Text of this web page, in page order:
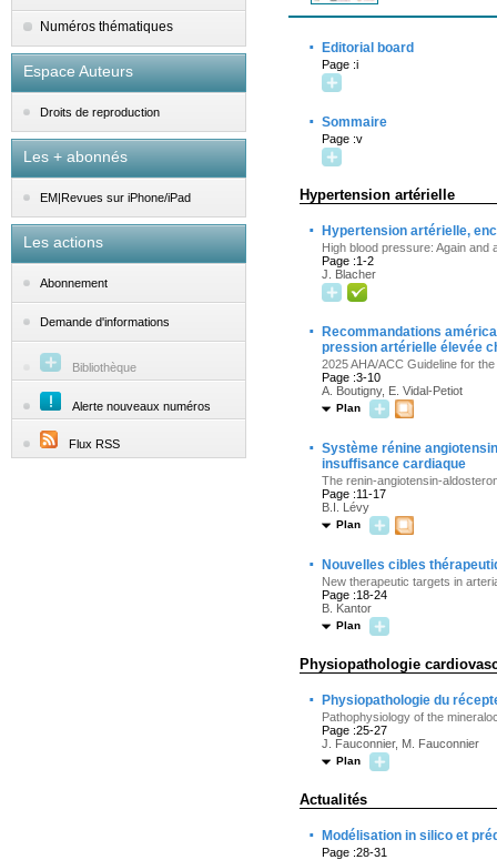
Numéros thématiques
Espace Auteurs
Droits de reproduction
Les + abonnés
EM|Revues sur iPhone/iPad
Les actions
Abonnement
Demande d'informations
Bibliothèque
Alerte nouveaux numéros
Flux RSS
· Editorial board
Page :i
· Sommaire
Page :v
Hypertension artérielle
· Hypertension artérielle,
High blood pressure: Again and
Page :1-2
J. Blacher
·
Recommandations
pression artérielle élevée
2025 AHA/ACC Guideline for
Page :3-10
A. Boutigny, E. Vidal-Petiot
Plan
· Système rénine
insuffisance cardiaque
The renin-angiotensin-
Page :11-17
B.I. Lévy
Plan
· Nouvelles cibles
New therapeutic targets in
Page :18-24
B. Kantor
Plan
Physiopathologie
· Physiopathologie du
Pathophysiology of the
Page :25-27
J. Fauconnier, M. Fauconnier
Plan
Actualités
· Modélisation in silico et
Page :28-31